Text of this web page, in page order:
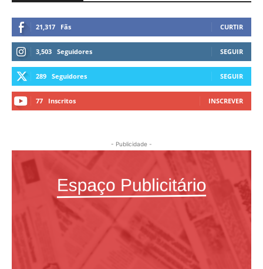
21,317 Fãs CURTIR
3,503 Seguidores SEGUIR
289 Seguidores SEGUIR
77 Inscritos INSCREVER
- Publicidade -